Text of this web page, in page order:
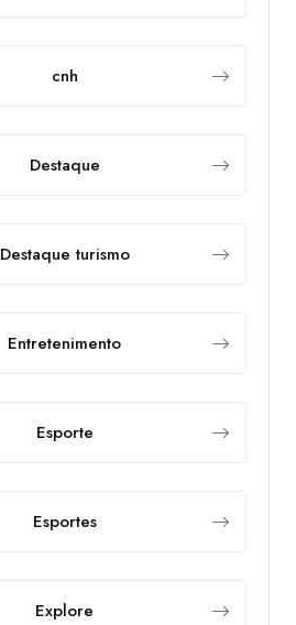
cnh
Destaque
Destaque turismo
Entretenimento
Esporte
Esportes
Explore